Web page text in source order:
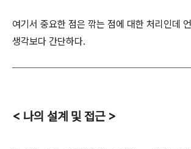
여기서 중요한 점은 깎는 점에 대한 처리인데
생각보다 간단하다.
< 나의 설계 및 접근 >